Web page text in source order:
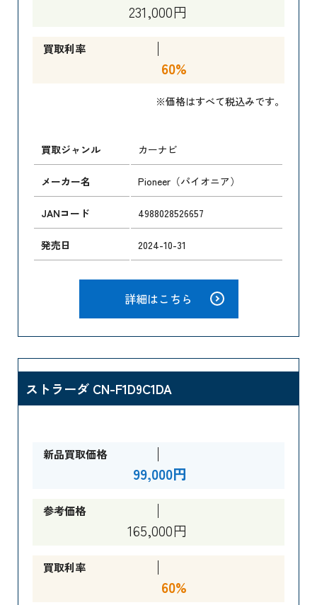
231,000円
買取利率
60%
※価格はすべて税込みです。
買取ジャンル カーナビ
メーカー名 Pioneer（パイオニア）
JANコード 4988028526657
発売日 2024-10-31
詳細はこちら
ストラーダ CN-F1D9C1DA
新品買取価格
99,000円
参考価格
165,000円
買取利率
60%